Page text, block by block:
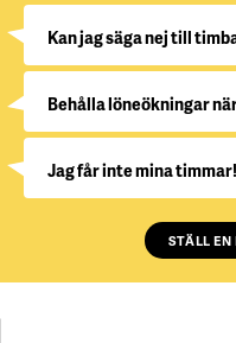
Kan jag säga nej till
Behålla löneökningar
Jag får inte mina timmar!
STÄLL EN